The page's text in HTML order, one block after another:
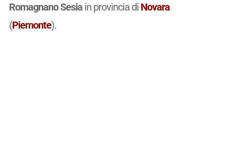
Romagnano Sesiain provincia di Novara
(Piemonte).